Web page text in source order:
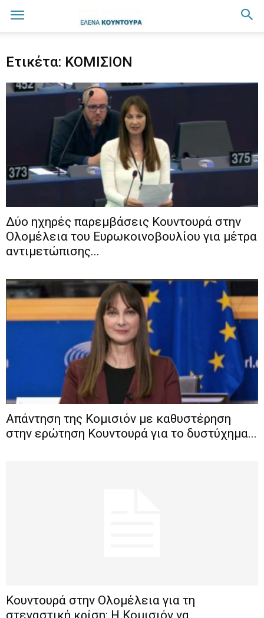
Ετικέτα: ΚΟΜΙΣΙΟΝ
Δύο ηχηρές παρεμβάσεις Κουντουρά στην
Ολομέλεια του Ευρωκοινοβουλίου για μέτρα
αντιμετώπισης...
Απάντηση της Κομισιόν με καθυστέρηση
στην ερώτηση Κουντουρά για το δυστύχημα...
Κουντουρά στην Ολομέλεια για τη
στεγαστική κρίση: Η Κομισιόν να